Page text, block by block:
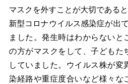
マスクを外すことが大切であると
新型コロナウイルス感染症が出
ました。発生時はわからないと
の方がマスクをして、子どもた
していました。ウイルス株が変
染経路や重症度合いなど様々な